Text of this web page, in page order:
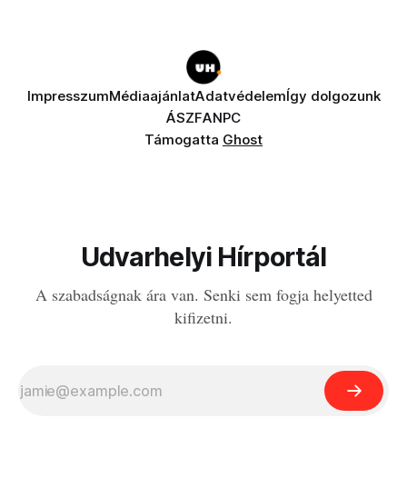
ImpresszumMédiaajánlatAdatvédelemÍgy dolgozunk
ÁSZFANPC
Támogatta Ghost
Udvarhelyi Hírportál
A szabadságnak ára van. Senki sem fogja helyetted
kifizetni.